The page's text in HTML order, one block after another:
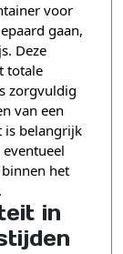
voor
gaan,
Deze
totale
zorgvuldig
van een
is belangrijk
het
in